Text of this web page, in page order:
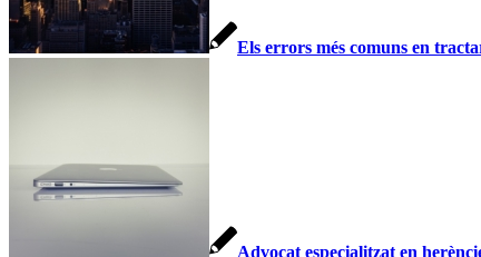
Els errors més comuns en
Advocat especialitzat en